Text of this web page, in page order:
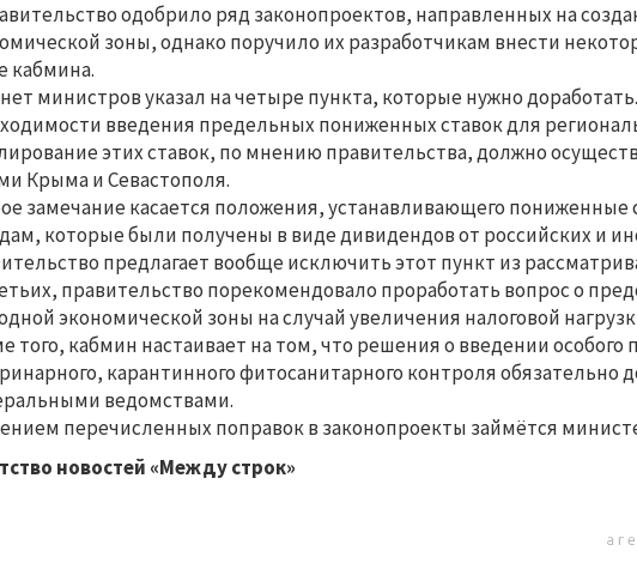
одобрило ряд законопроектов, направленных на
зоны, однако поручило их разработчикам внести
кабмина.
министров указал на четыре пункта, которые нужно
введения предельных пониженных ставок для
этих ставок, по мнению правительства, должно
Крыма и Севастополя.
замечание касается положения, устанавливающего пониженные
которые были получены в виде дивидендов от российских и
предлагает вообще исключить этот пункт из
правительство порекомендовало проработать вопрос о
экономической зоны на случай увеличения налоговой
того, кабмин настаивает на том, что решения о введении особого
карантинного фитосанитарного контроля обязательно
ведомствами.
перечисленных поправок в законопроекты займётся
новостей «Между строк»